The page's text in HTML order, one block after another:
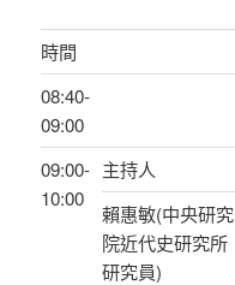
時間
08:40-
09:00
09:00-
10:00
主持人
賴惠敏(中央研究
院近代史研究所
研究員)